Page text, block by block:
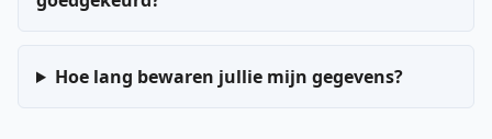
Hoe lang bewaren jullie mijn gegevens?